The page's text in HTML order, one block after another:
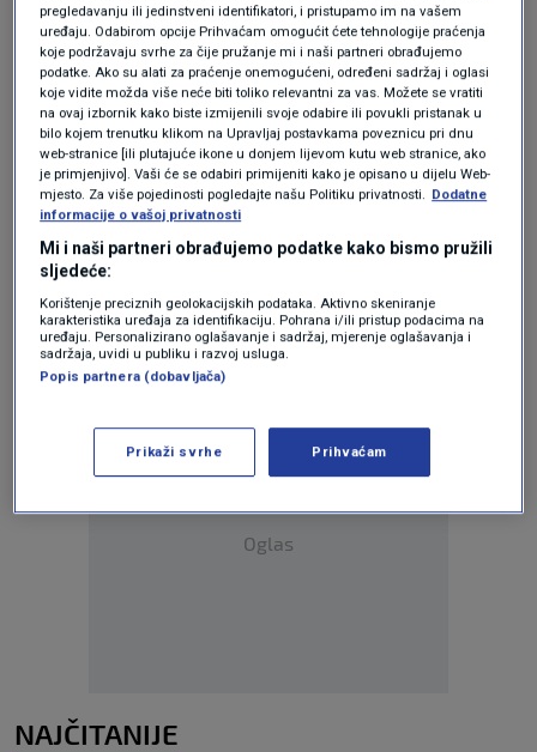
KAKVO JE TVOJE MIŠLJENJE O OVOME?
Pridruži se raspravi ili pročitaj komentare
Budi prvi koji će ostaviti komentar
Pratite nas na društvenim mrežama
Oglas
NAJČITANIJE
pregledavanju ili jedinstveni identifikatori, i pristupamo im na vašem
uređaju. Odabirom opcije Prihvaćam omogućit ćete tehnologije praćenja
koje podržavaju svrhe za čije pružanje mi i naši partneri obrađujemo
podatke. Ako su alati za praćenje onemogućeni, određeni sadržaj i oglasi
koje vidite možda više neće biti toliko relevantni za vas. Možete se vratiti
na ovaj izbornik kako biste izmijenili svoje odabire ili povukli pristanak u
bilo kojem trenutku klikom na Upravljaj postavkama poveznicu pri dnu
web-stranice [ili plutajuće ikone u donjem lijevom kutu web stranice, ako
je primjenjivo]. Vaši će se odabiri primijeniti kako je opisano u dijelu Web-
mjesto. Za više pojedinosti pogledajte našu Politiku privatnosti. Dodatne
informacije o vašoj privatnosti
Mi i naši partneri obrađujemo podatke kako bismo pružili
sljedeće:
Korištenje preciznih geolokacijskih podataka. Aktivno skeniranje
karakteristika uređaja za identifikaciju. Pohrana i/ili pristup podacima na
uređaju. Personalizirano oglašavanje i sadržaj, mjerenje oglašavanja i
sadržaja, uvidi u publiku i razvoj usluga.
Popis partnera (dobavljača)
Prikaži svrhe Prihvaćam